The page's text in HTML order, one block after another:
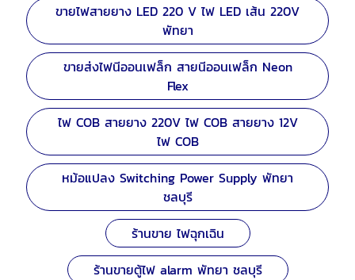
ขายไฟสายยาง LED 220 V ไฟ LED เส้น 220V
พัทยา
ขายส่งไฟนีออนเฟล็ก สายนีออนเฟล็ก Neon
Flex
ไฟ COB สายยาง 220V ไฟ COB สายยาง 12V
ไฟ COB
หม้อแปลง Switching Power Supply พัทยา
ชลบุรี
ร้านขาย ไฟฉุกเฉิน
ร้านขายตู้ไฟ alarm พัทยา ชลบุรี